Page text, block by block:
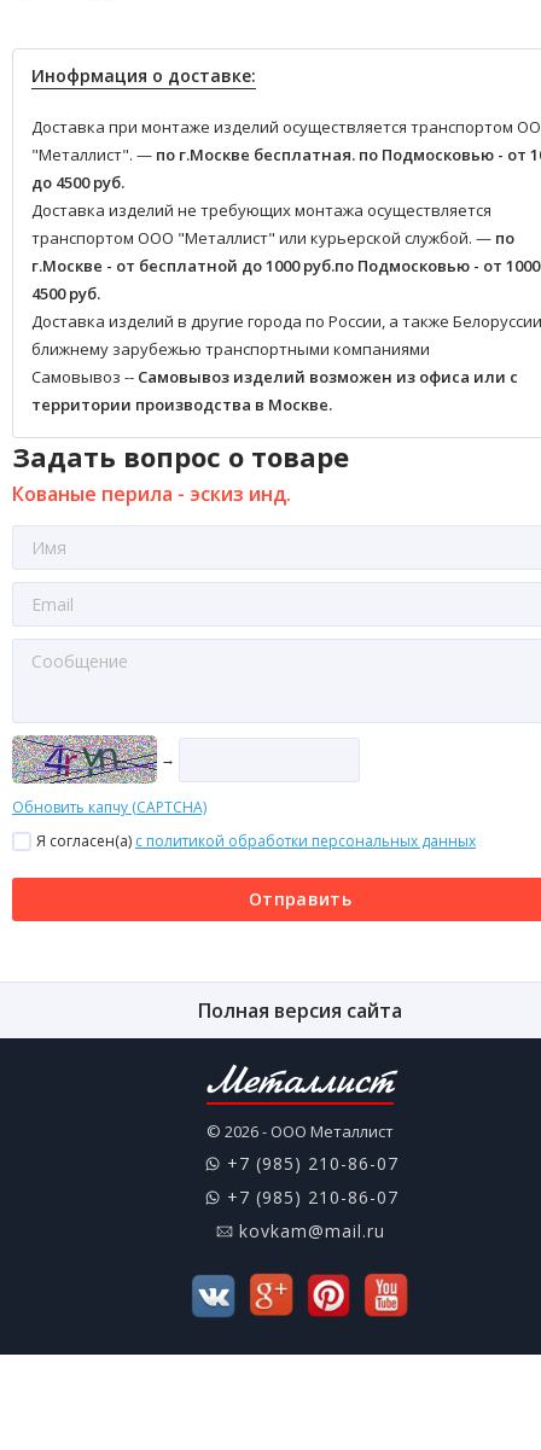
Инофрмация о доставке:
Доставка при монтаже изделий осуществляется транспортом
"Металлист". — по г.Москве бесплатная. по Подмосковью - от
до 4500 руб.
Доставка изделий не требующих монтажа осуществляется
транспортом ООО "Металлист" или курьерской службой. — по
г.Москве - от бесплатной до 1000 руб.по Подмосковью - от
4500 руб.
Доставка изделий в другие города по России, а также
ближнему зарубежью транспортными компаниями
Самовывоз -- Самовывоз изделий возможен из офиса или с
территории производства в Москве.
Задать вопрос о товаре
Кованые перила - эскиз инд.
→
Обновить капчу (CAPTCHA)
Я согласен(a) с политикой обработки персональных данных
Отправить
Полная версия сайта
Металлист
© 2026 - ООО Металлист
+7 (985) 210-86-07
+7 (985) 210-86-07
kovkam@mail.ru